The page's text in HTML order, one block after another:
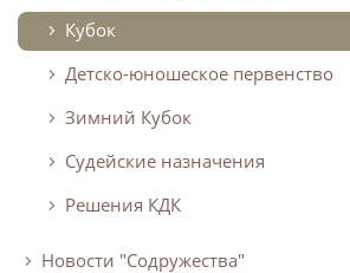
Кубок
Детско-юношеское первенство
Зимний Кубок
Судейские назначения
Решения КДК
Новости "Содружества"